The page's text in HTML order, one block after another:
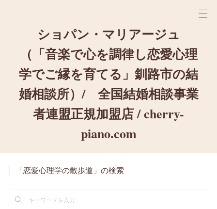
ショパン・マリアージュ
（「音楽で心を調律し恋愛心理
学でご縁を育てる」釧路市の結
婚相談所）/ 全国結婚相談事業
者連盟正規加盟店 / cherry-
piano.com
「恋愛心理学の散歩道」の検索